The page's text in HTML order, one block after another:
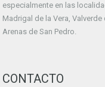
especialmente en las
Madrigal de la Vera, Valverde
Arenas de San Pedro.
CONTACTO